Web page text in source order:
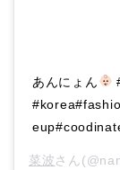
あんにょん
菜波さん